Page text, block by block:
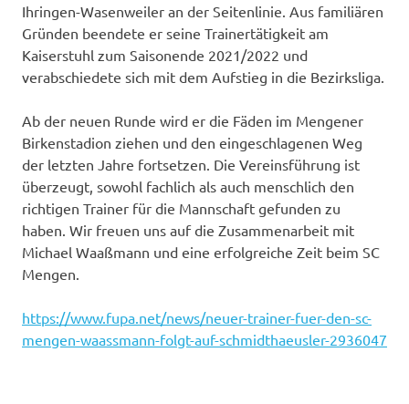
Ihringen-Wasenweiler an der Seitenlinie. Aus familiären
Gründen beendete er seine Trainertätigkeit am
Kaiserstuhl zum Saisonende 2021/2022 und
verabschiedete sich mit dem Aufstieg in die Bezirksliga.
Ab der neuen Runde wird er die Fäden im Mengener
Birkenstadion ziehen und den eingeschlagenen Weg
der letzten Jahre fortsetzen. Die Vereinsführung ist
überzeugt, sowohl fachlich als auch menschlich den
richtigen Trainer für die Mannschaft gefunden zu
haben. Wir freuen uns auf die Zusammenarbeit mit
Michael Waaßmann und eine erfolgreiche Zeit beim SC
Mengen.
https://www.fupa.net/news/neuer-trainer-fuer-den-sc-
mengen-waassmann-folgt-auf-schmidthaeusler-2936047